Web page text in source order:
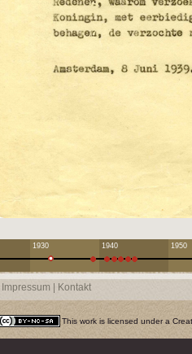
1930 1940 1950
Impressum Kontakt
This work is licensed under a